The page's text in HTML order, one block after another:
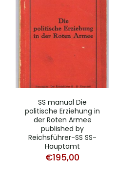
SS manual Die
politische Erziehung in
der Roten Armee
published by
Reichsführer-SS SS-
Hauptamt
€195,00